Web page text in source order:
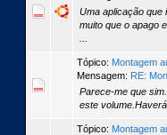
Uma aplicação que
muito que o apago
Tópico: Montagem
Mensagem: RE:
Parece-me que
este
Tópico: Montagem